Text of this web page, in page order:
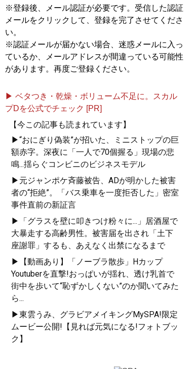
※登録後、メール認証が必要です。受信した認証
メールをクリックして、登録を完了させてくださ
い。
※認証メールが届かない場合、迷惑メールに入っ
ているか、メールアドレスが間違っている可能性
があります。再度ご登録ください。
▶ ベタつき・乾燥・ボリューム不足に。スカル
プDを公式でチェック [PR]
【今この記事も読まれています】
▶“おにぎり偽装”が招いた、ミニストップの巨
額赤字。深夜に「一人で70個握る」現場の悲
鳴...揺らぐコンビニのビジネスモデル
▶元ジャンポケ斉藤被告、ADが明かした被害
者の“拒絶”。「バス乗車を一度拒否した」密室
事件直前の新証言
▶「グラスを壁に叩きつけ粉々に...」居酒屋で
大暴走する高齢男性。被害届を出され「土下
座謝罪」するも、あえなく出禁になるまで
▶【動画あり】「ノーブラ散歩」Hカップ
Youtuberを直撃!おっぱいが揺れ、透け乳首で
街中を歩いて“恥ずかしくない”のか聞いてみた
ら...
▶東雲うみ、グラビアメイキングMySPA!限定
ムービー公開!【見れば元気になる!フォトブッ
ク】